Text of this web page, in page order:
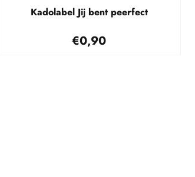
Kadolabel Jij bent peerfect
Prijs: 0,90
€0,90